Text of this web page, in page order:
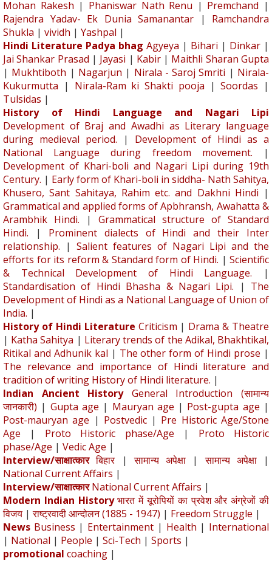
Mohan Rakesh | Phaniswar Nath Renu | Premchand |
Rajendra Yadav- Ek Dunia Samanantar | Ramchandra
Shukla | vividh | Yashpal |
Hindi Literature Padya bhag Agyeya | Bihari | Dinkar |
Jai Shankar Prasad | Jayasi | Kabir| Maithli Sharan Gupta
| Mukhtiboth | Nagarjun | Nirala - Saroj Smriti | Nirala-
Kukurmutta | Nirala-Ram ki Shakti pooja |Soordas |
Tulsidas |
History of Hindi Language and Nagari Lipi
Development of Braj and Awadhi as Literary language
during medieval period. | Development of Hindi as a
National Language during freedom movement. |
Development of Khari-boli and Nagari Lipi during 19th
Century. | Early form of Khari-boli in siddha- Nath Sahitya,
Khusero, Sant Sahitaya, Rahim etc. and Dakhni Hindi |
Grammatical and applied forms of Apbhransh, Awahatta &
Arambhik Hindi. | Grammatical structure of Standard
Hindi. | Prominent dialects of Hindi and their Inter
relationship. | Salient features of Nagari Lipi and the
efforts for its reform & Standard form of Hindi. | Scientific
& Technical Development of Hindi Language. |
Standardisation of Hindi Bhasha & Nagari Lipi. | The
Development of Hindi as a National Language of Union of
India. |
History of Hindi Literature Criticism | Drama & Theatre
| Katha Sahitya | Literary trends of the Adikal, Bhakhtikal,
Ritikal and Adhunik kal | The other form of Hindi prose |
The relevance and importance of Hindi literature and
tradition of writing History of Hindi literature. |
Indian Ancient History
General Introduction (सामान्य
जानकारी) | Gupta age | Mauryan age | Post-gupta age |
Post-mauryan age | Postvedic| Pre Historic Age/Stone
Age | Proto Historic phase/Age | Proto Historic
phase/Age | Vedic Age |
Interview/साक्षात्कार बिहार |सामान्य अपेक्षा |सामान्य अपेक्षा
|
National Current Affairs |
Interview/साक्षात्कार National Current Affairs |
Modern Indian History भारत में यूरोपियों का प्रवेश और अंग्रेजों की
विजय |राष्ट्रवादी आन्दोलन (1885 - 1947) | Freedom Struggle |
News Business | Entertainment | Health | International
| National | People | Sci-Tech | Sports |
promotional coaching |